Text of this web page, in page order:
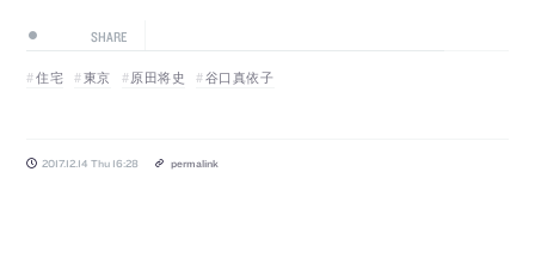
SHARE
住宅 東京 原田将史 谷口真依子
2017.12.14 Thu 16:28 permalink